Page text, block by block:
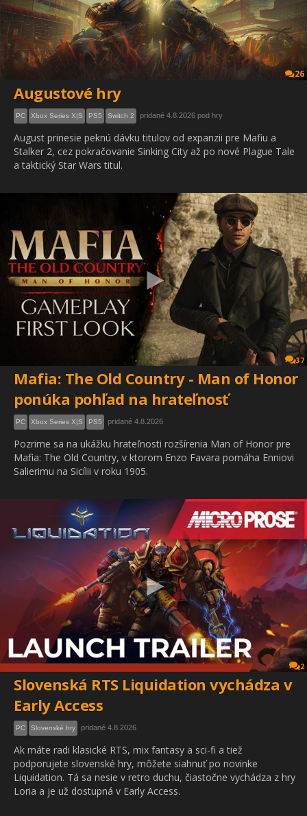
26
Augustové hry
PC Xbox Series X|S PS5 Switch 2 pridané 4.8.2026 pod hry
August prinesie peknú dávku titulov od expanzii pre Mafiu a
Stalker 2, cez pokračovanie Sinking City až po nové Plague Tale
a taktický Star Wars titul.
37
Mafia: The Old Country - Man of Honor
ponúka pohľad na hrateľnosť
PC Xbox Series X|S PS5 pridané 4.8.2026
Pozrime sa na ukážku hrateľnosti rozšírenia Man of Honor pre
Mafia: The Old Country, v ktorom Enzo Favara pomáha Enniovi
Salierimu na Sicílii v roku 1905.
2
Slovenská RTS Liquidation vychádza v
Early Access
PC Slovenské hry pridané 4.8.2026
Ak máte radi klasické RTS, mix fantasy a sci-fi a tiež
podporujete slovenské hry, môžete siahnuť po novinke
Liquidation. Tá sa nesie v retro duchu, čiastočne vychádza z hry
Loria a je už dostupná v Early Access.